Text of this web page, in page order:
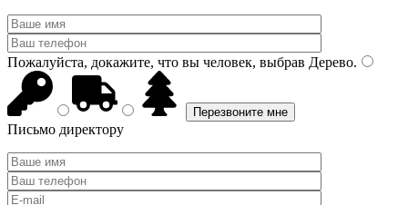
Пожалуйста, докажите, что вы человек, выбрав Дерево.
Письмо директору